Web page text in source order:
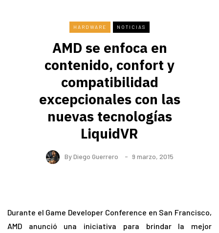
HARDWARE NOTICIAS
AMD se enfoca en
contenido, confort y
compatibilidad
excepcionales con las
nuevas tecnologías
LiquidVR
ByDiego Guerrero 9 marzo, 2015
Durante el Game Developer Conference en San Francisco,
AMD anunció una iniciativa para brindar la mejor